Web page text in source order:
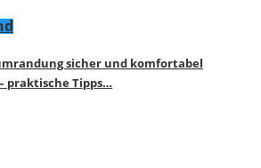
sicher und komfortabel
praktische Tipps…